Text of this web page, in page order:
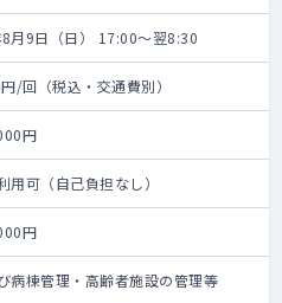
月9日（日） 17:00～翌8:30
/回（税込・交通費別）
円
用可（自己負担なし）
円
病棟管理・高齢者施設の管理等